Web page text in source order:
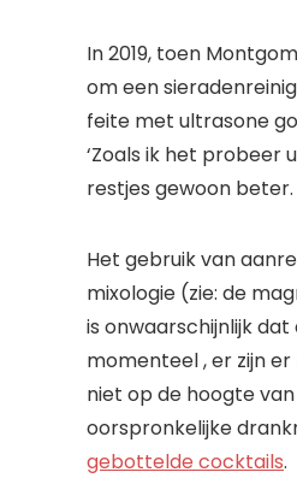
In 2019, toen
om een
feite met ultrasone
‘Zoals ik het probeer
restjes gewoon
Het gebruik van
mixologie (zie: de
is onwaarschijnlijk
momenteel , er zijn
niet op de hoogte
oorspronkelijke
gebottelde cocktails.